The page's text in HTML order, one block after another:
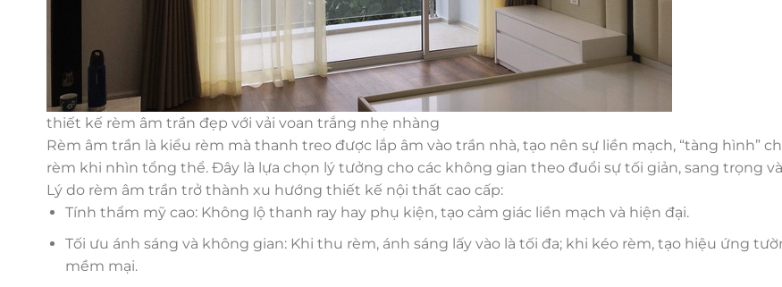
thiết kế rèm âm trần đẹp với vải voan trắng nhẹ nhàng
Rèm âm trần là kiểu rèm mà thanh treo được lắp âm vào trần nhà, tạo nên sự liền mạch, “tàng hình”
rèm khi nhìn tổng thể. Đây là lựa chọn lý tưởng cho các không gian theo đuổi sự tối giản, sang trọng
Lý do rèm âm trần trở thành xu hướng thiết kế nội thất cao cấp:
Tính thẩm mỹ cao: Không lộ thanh ray hay phụ kiện, tạo cảm giác liền mạch và hiện đại.
Tối ưu ánh sáng và không gian: Khi thu rèm, ánh sáng lấy vào là tối đa; khi kéo rèm, tạo hiệu ứng
mềm mại.